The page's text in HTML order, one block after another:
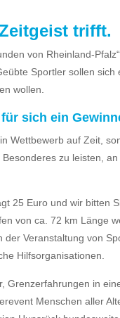
trifft.
von Rheinland-
Sportler sollen
wollen.
sich ein
Wettbewerb auf Zeit,
zu leisten,
25 Euro und wir bitten
von ca. 72 km Länge
der Veranstaltung von
Hilfsorganisationen.
Grenzerfahrungen in
Menschen aller